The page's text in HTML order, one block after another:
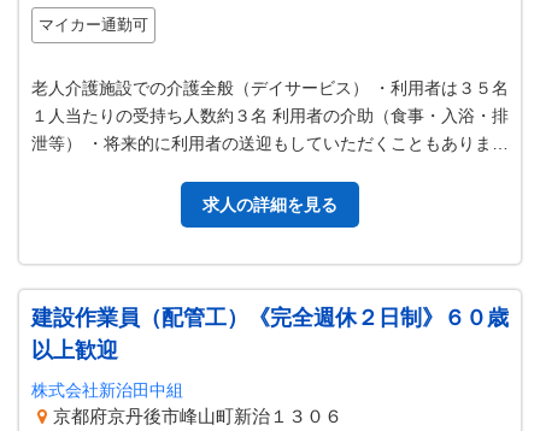
マイカー通勤可
老人介護施設での介護全般（デイサービス） ・利用者は３５名
１人当たりの受持ち人数約３名 利用者の介助（食事・入浴・排
泄等） ・将来的に利用者の送迎もしていただくこともありま
求人の詳細を見る
建設作業員（配管工）《完全週休２日制》６０歳
以上歓迎
株式会社新治田中組
京都府京丹後市峰山町新治１３０６